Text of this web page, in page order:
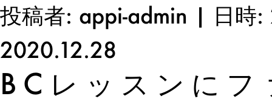
投稿者: appi-admin | 日時
2020.12.28
BCレッスンに